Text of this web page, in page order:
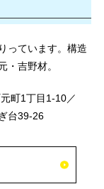
っています。構造
・吉野材。
町1丁目1-10／
台39-26